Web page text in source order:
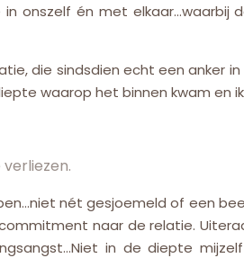
onszelf én met elkaar…waarbij
die sindsdien echt een anker
waarop het binnen kwam en
nét gesjoemeld of een
naar de relatie.
in de diepte